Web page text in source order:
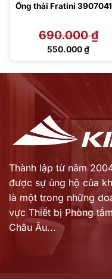
Ống thải Fratini
690.000₫
Giá
550.000₫
Giá
Thành lập từ năm
được sự ủng hộ của
là một trong những
vực Thiết bị Phòng
Châu Âu...